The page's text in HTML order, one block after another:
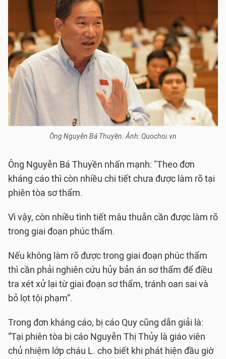
Ông Nguyễn Bá Thuyền. Ảnh: Quochoi.vn
Ông Nguyễn Bá Thuyền nhấn mạnh: "Theo đơn
kháng cáo thì còn nhiều chi tiết chưa được làm rõ tại
phiên tòa sơ thẩm.
Vì vậy, còn nhiều tình tiết mâu thuẫn cần được làm rõ
trong giai đoạn phúc thẩm.
Nếu không làm rõ được trong giai đoạn phúc thẩm
thì cần phải nghiên cứu hủy bản án sơ thẩm để điều
tra xét xử lại từ giai đoạn sơ thẩm, tránh oan sai và
bỏ lọt tội phạm”.
Trong đơn kháng cáo, bị cáo Quy cũng dẫn giải là:
“Tại phiên tòa bị cáo Nguyễn Thị Thủy là giáo viên
chủ nhiệm lớp cháu L. cho biết khi phát hiện đầu giờ